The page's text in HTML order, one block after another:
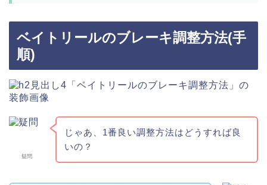
ベイトリールのブレーキ調整方法(手
順)
疑問
じゃあ、1番良い調整方法はどうすれば良
いの？